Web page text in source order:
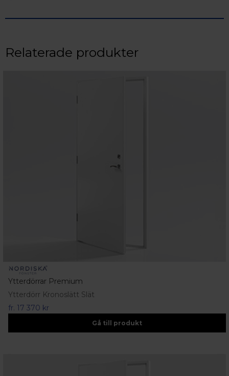
Relaterade produkter
Ytterdörrar Premium
Ytterdörr Kronoslätt Slät
fr. 17 370 kr
Gå till produkt